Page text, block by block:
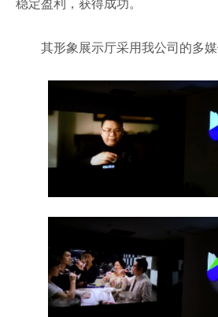
稳定盈利，获得成功。
其形象展示厅采用我公司的多媒